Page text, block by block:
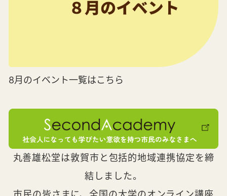
8月のイベント一覧はこちら
丸善雄松堂は敦賀市と包括的地域連携協定を締
結しました。